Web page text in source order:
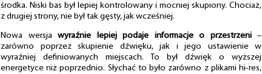
środka. Niski bas był lepiej kontrolowany i mocniej skupiony. Chociaż,
z drugiej strony, nie był tak gęsty, jak wcześniej.
Nowa wersja wyraźnie lepiej podaje informacje o przestrzeni–
zarówno poprzez skupienie dźwięku, jak i jego ustawienie w
wyraźniej definiowanych miejscach. To był dźwięk o wyższej
energetyce niż poprzednio. Słychać to było zarówno z plikami hi-res,